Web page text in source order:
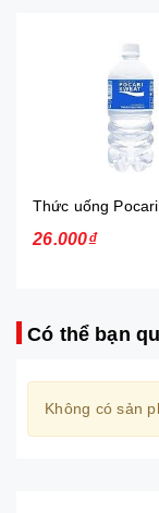
26.000₫
Có thể bạn
Không có sản